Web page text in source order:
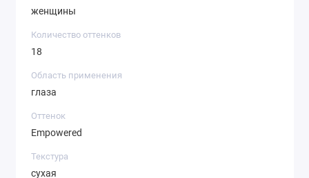
женщины
Количество оттенков
18
Область применения
глаза
Оттенок
Empowered
Текстура
сухая